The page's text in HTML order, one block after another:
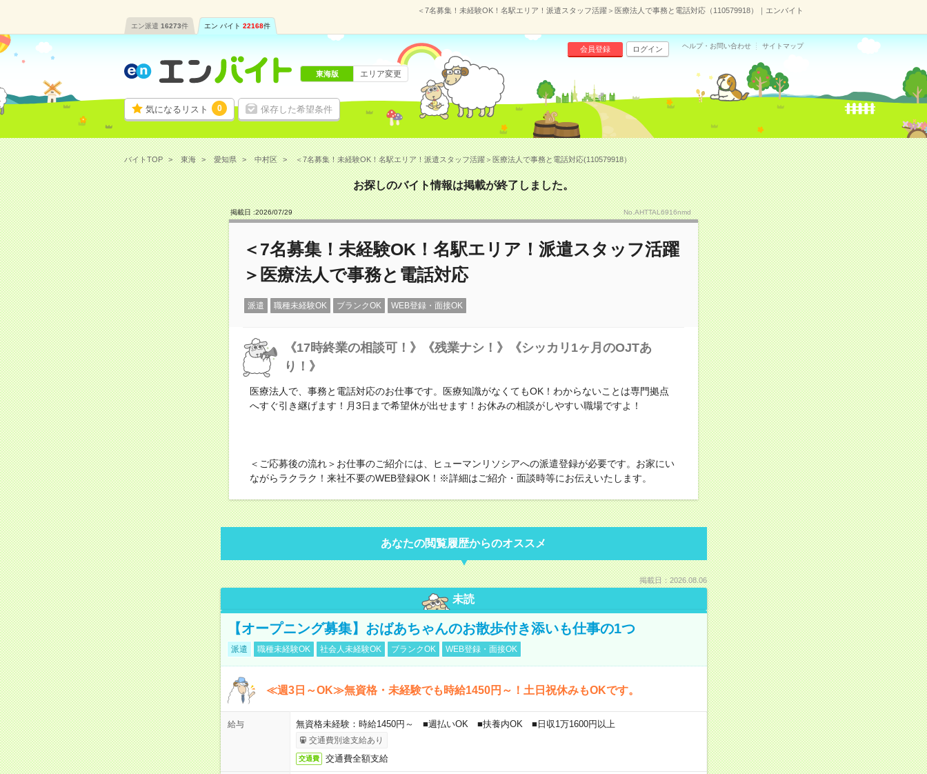
＜7名募集！未経験OK！名駅エリア！派遣スタッフ活躍＞医療法人で事務と電話対応（110579918）｜エンバイト
エン派遣 16273件 エン バイト 22168件
気になるリスト 0 保存した希望条件
会員登録 ログイン ヘルプ・お問い合わせ サイトマップ
東海版 エリア変更
バイトTOP 東海 愛知県 中村区 ＜7名募集！未経験OK！名駅エリア！派遣スタッフ活躍＞医療法人で事務と電話対応(110579918）
お探しのバイト情報は掲載が終了しました。
掲載日 :2026/07/29 No.AHTTAL6916nmd
＜7名募集！未経験OK！名駅エリア！派遣スタッフ活躍
＞医療法人で事務と電話対応
派遣 職種未経験OK ブランクOK WEB登録・面接OK
《17時終業の相談可！》《残業ナシ！》《シッカリ1ヶ月のOJTあ
り！》
医療法人で、事務と電話対応のお仕事です。医療知識がなくてもOK！わからないことは専門拠点
へすぐ引き継げます！月3日まで希望休が出せます！お休みの相談がしやすい職場ですよ！
＜ご応募後の流れ＞お仕事のご紹介には、ヒューマンリソシアへの派遣登録が必要です。お家にい
ながらラクラク！来社不要のWEB登録OK！※詳細はご紹介・面談時等にお伝えいたします。
あなたの閲覧履歴からのオススメ
掲載日：2026.08.06
未読
【オープニング募集】おばあちゃんのお散歩付き添いも仕事の1つ
派遣 職種未経験OK 社会人未経験OK ブランクOK WEB登録・面接OK
≪週3日～OK≫無資格・未経験でも時給1450円～！土日祝休みもOKです。
給与 無資格未経験：時給1450円～ ■週払いOK ■扶養内OK ■日収1万1600円以上
交通費別途支給あり
交通費 交通費全額支給